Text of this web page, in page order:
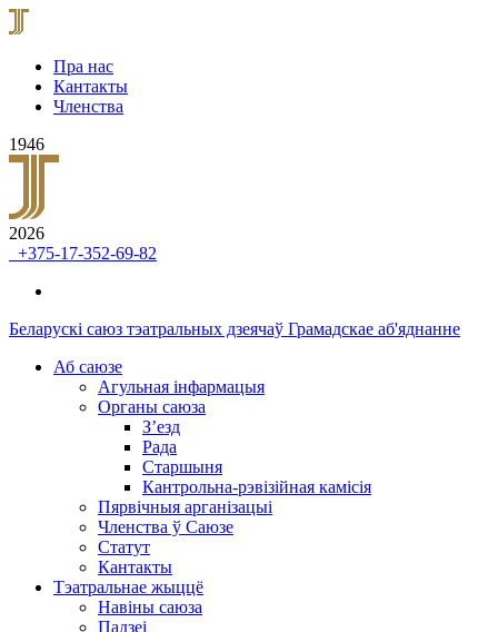
Пра нас
Кантакты
Членства
1946
2026
+375-17-352-69-82
Беларускі саюз тэатральных дзеячаў Грамадскае аб'яднанне
Аб саюзе
Агульная інфармацыя
Органы саюза
З’езд
Рада
Старшыня
Кантрольна-рэвізійная камісія
Пярвічныя арганізацыі
Членства ў Саюзе
Статут
Кантакты
Тэатральнае жыццё
Навіны саюза
Падзеі